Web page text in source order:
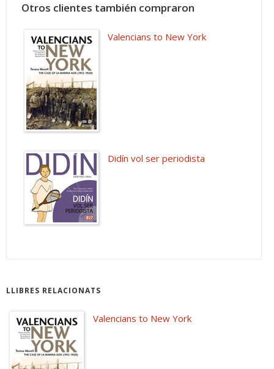
Otros clientes también compraron
Valencians to New York
Didín vol ser periodista
LLIBRES RELACIONATS
Valencians to New York